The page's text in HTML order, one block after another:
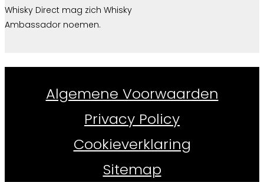
Whisky Direct mag zich Whisky
Ambassador noemen.
Algemene Voorwaarden
Privacy Policy
Cookieverklaring
Sitemap